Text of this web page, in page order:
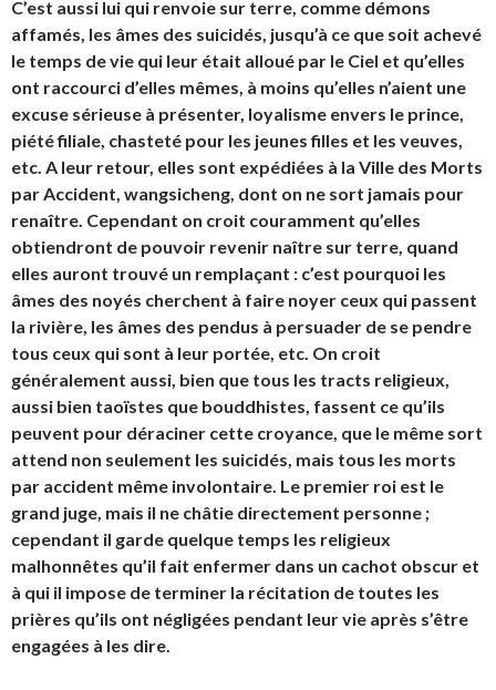
C’est aussi lui qui renvoie sur terre, comme démons
affamés, les âmes des suicidés, jusqu’à ce que soit achevé
le temps de vie qui leur était alloué par le Ciel et qu’elles
ont raccourci d’elles mêmes, à moins qu’elles n’aient une
excuse sérieuse à présenter, loyalisme envers le prince,
piété filiale, chasteté pour les jeunes filles et les veuves,
etc. A leur retour, elles sont expédiées à la Ville des Morts
par Accident, wangsicheng, dont on ne sort jamais pour
renaître. Cependant on croit couramment qu’elles
obtiendront de pouvoir revenir naître sur terre, quand
elles auront trouvé un remplaçant : c’est pourquoi les
âmes des noyés cherchent à faire noyer ceux qui passent
la rivière, les âmes des pendus à persuader de se pendre
tous ceux qui sont à leur portée, etc. On croit
généralement aussi, bien que tous les tracts religieux,
aussi bien taoïstes que bouddhistes, fassent ce qu’ils
peuvent pour déraciner cette croyance, que le même sort
attend non seulement les suicidés, mais tous les morts
par accident même involontaire. Le premier roi est le
grand juge, mais il ne châtie directement personne ;
cependant il garde quelque temps les religieux
malhonnêtes qu’il fait enfermer dans un cachot obscur et
à qui il impose de terminer la récitation de toutes les
prières qu’ils ont négligées pendant leur vie après s’être
engagées à les dire.